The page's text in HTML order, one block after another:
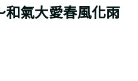
和氣大愛春風化雨